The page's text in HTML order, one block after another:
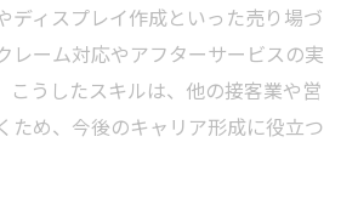
ディスプレイ作成といった売り場づ
レーム対応やアフターサービスの実
こうしたスキルは、他の接客業や営
ため、今後のキャリア形成に役立つ